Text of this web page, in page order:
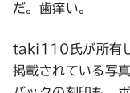
だ。歯痒い。
taki110氏が所有し
掲載されている写